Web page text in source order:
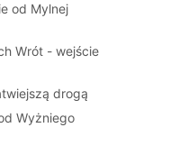
od Mylnej
Wrót - wejście
drogą
Wyżniego